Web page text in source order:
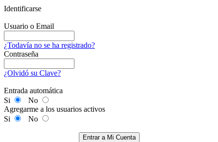
Identificarse
Usuario o Email
¿Todavía no se ha registrado?
Contraseña
¿Olvidó su Clave?
Entrada automática
Si
No
Agregarme a los usuarios activos
Si
No
Entrar a Mi Cuenta